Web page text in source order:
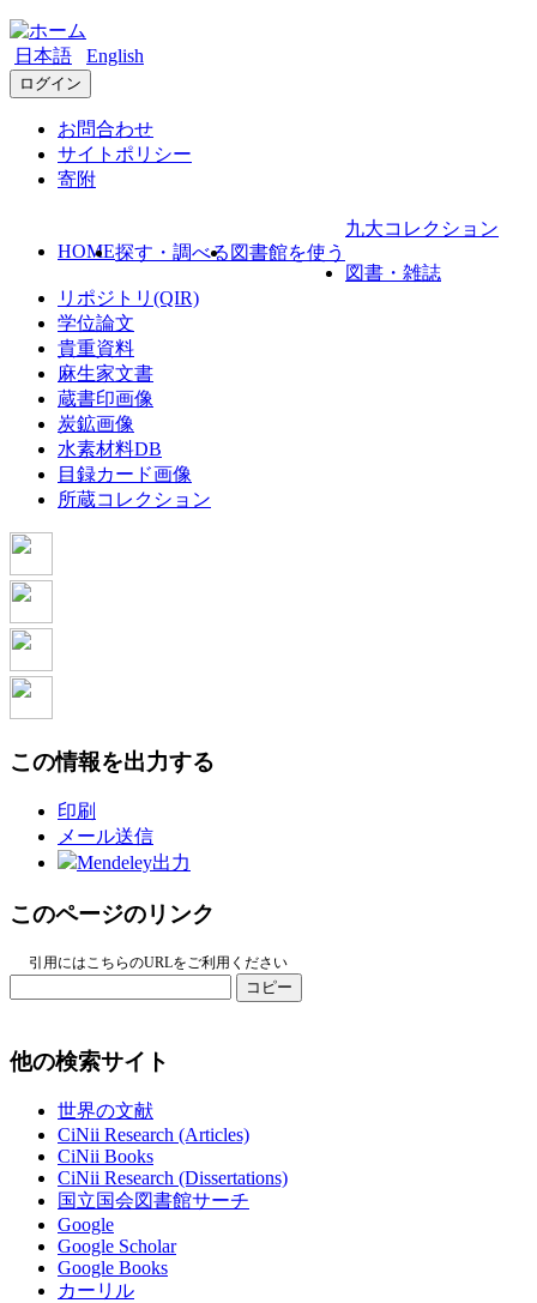
日本語 English
ログイン
お問合わせ
サイトポリシー
寄附
HOME探す・調べる 図書館を使う
九大コレクション
図書・雑誌
リポジトリ(QIR)
学位論文
貴重資料
麻生家文書
蔵書印画像
炭鉱画像
水素材料DB
目録カード画像
所蔵コレクション
この情報を出力する
印刷
メール送信
Mendeley出力
このページのリンク
引用にはこちらのURLをご利用ください
コピー
他の検索サイト
世界の文献
CiNii Research (Articles)
CiNii Books
CiNii Research (Dissertations)
国立国会図書館サーチ
Google
Google Scholar
Google Books
カーリル